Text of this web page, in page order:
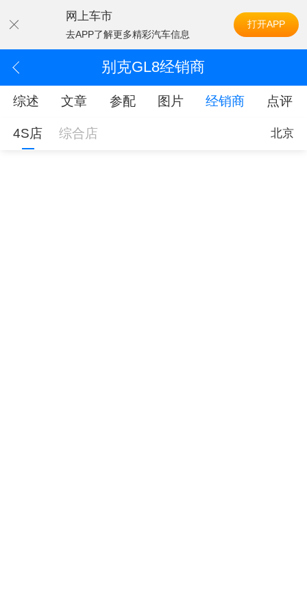
网上车市
去APP了解更多精彩汽车信息
打开APP
别克GL8经销商
综述 文章 参配 图片 经销商 点评
4S店 综合店 北京